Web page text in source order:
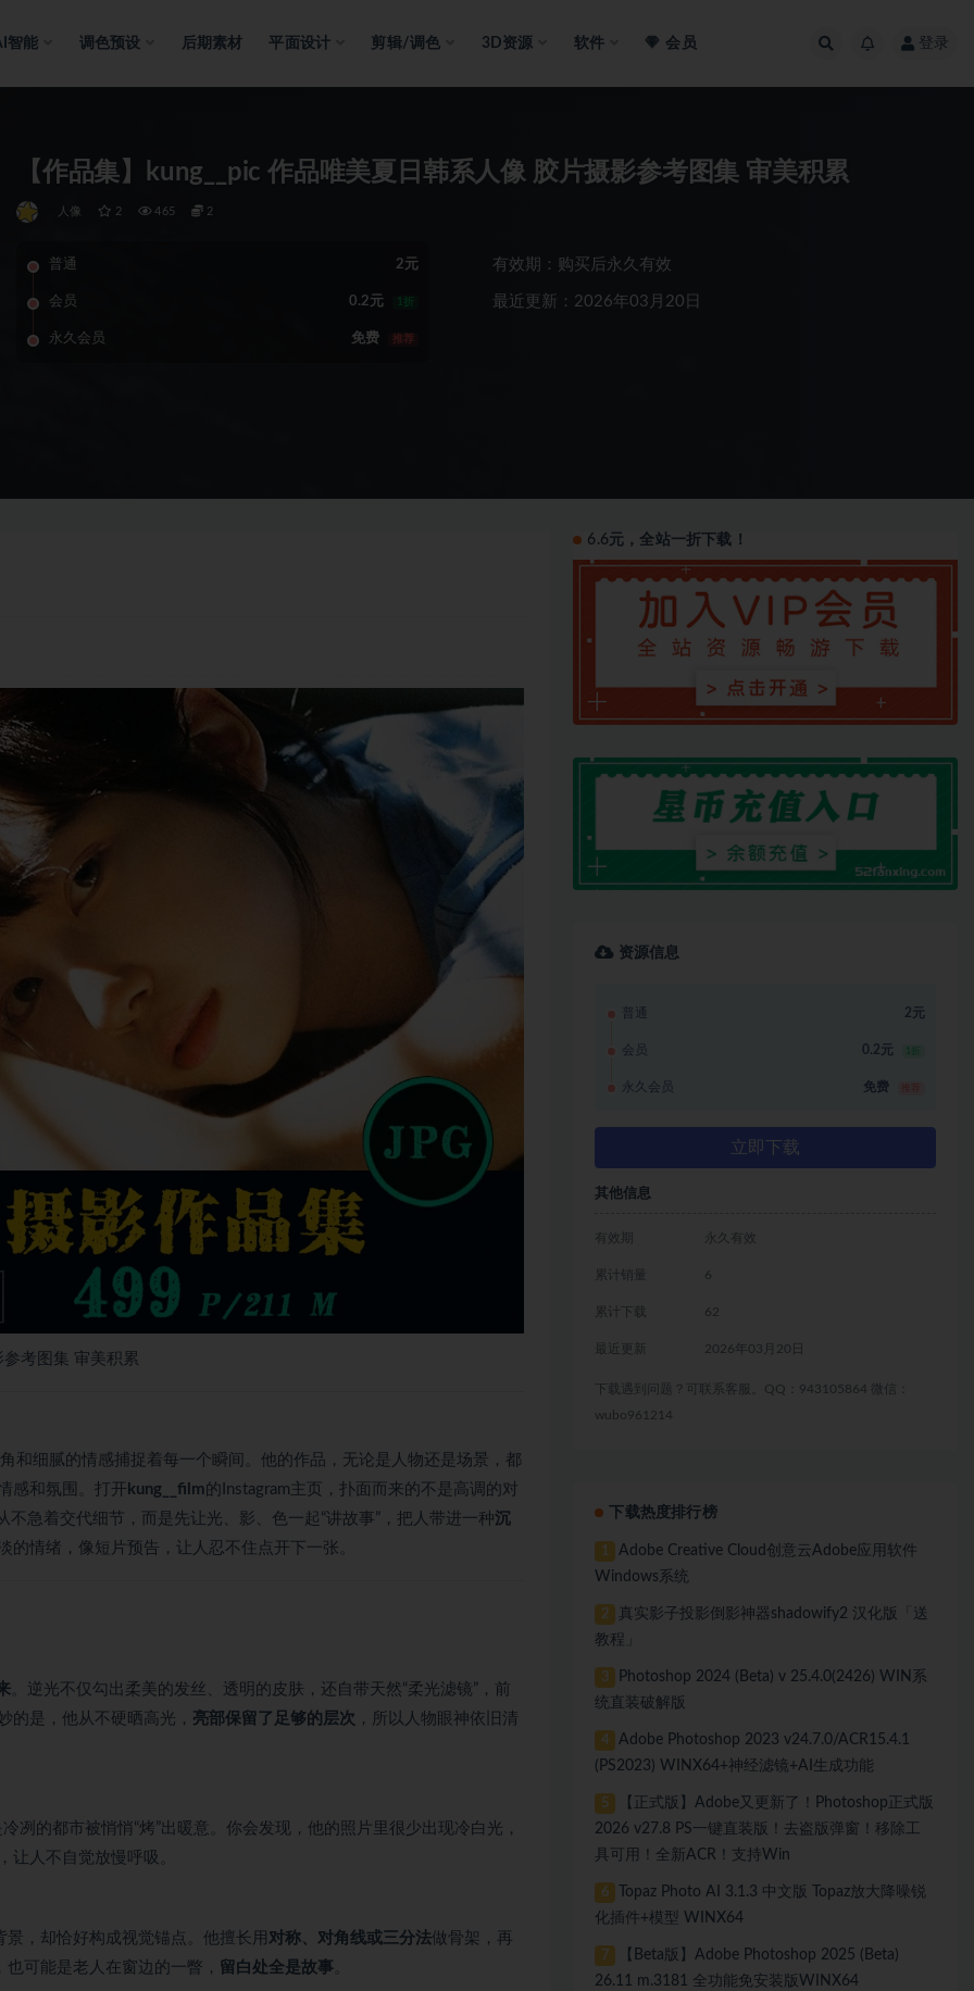
智能 调色预设 后期素材 平面设计 剪辑/调色 3D资源 软件 会员 登录
【作品集】kung__pic 作品唯美夏日韩系人像 胶片摄影参考图集 审美积累
人像 2 465 2
普通 2元
会员 0.2元 1折
永久会员 免费 推荐
有效期：购买后永久有效
最近更新：2026年03月20日
考图集 审美积累
和细腻的情感捕捉着每一个瞬间。他的作品，无论是人物还是场景，都
感和氛围。打开 kung__film的Instagram主页，扑面而来的不是高调的对
不急着交代细节，而是先让光、影、色一起“讲故事”，把人带进一种沉
情绪，像短片预告，让人忍不住点开下一张。
。逆光不仅勾出柔美的发丝、透明的皮肤，还自带天然“柔光滤镜”，前
的是，他从不硬晒高光， 亮部保留了足够的层次 ，所以人物眼神依旧清
冽的都市被悄悄“烤”出暖意。你会发现，他的照片里很少出现冷白光，
让人不自觉放慢呼吸。
，却恰好构成视觉锚点。他擅长用 对称、对角线或三分法做骨架，再
可能是老人在窗边的一瞥， 留白处全是故事
6.6元，全站一折下载！
资源信息
普通 2元
会员 0.2元 1折
永久会员 免费
立即下载
其他信息
有效期 永久有效
累计销量 6
累计下载 62
最近更新 2026年03月20日
下载遇到问题？可联系客服。QQ：943105864 微信：
wubo961214
下载热度排行榜
1
Adobe Creative Cloud创意云Adobe应用软件
Windows系统
2
真实影子投影倒影神器shadowify2 汉化版「送
教程」
3
Photoshop 2024 (Beta) v 25.4.0(2426) WIN系
统直装破解版
4
Adobe Photoshop 2023 v24.7.0/ACR15.4.1
(PS2023) WINX64+神经滤镜+AI生成功能
5
【正式版】Adobe又更新了！Photoshop正式版
2026 v27.8 PS一键直装版！去盗版弹窗！移除工
具可用！全新ACR！支持Win
6
Topaz Photo AI 3.1.3 中文版 Topaz放大降噪锐
化插件+模型 WINX64
7
【Beta版】Adobe Photoshop 2025 (Beta)
26.11 m.3181 全功能免安装版WINX64